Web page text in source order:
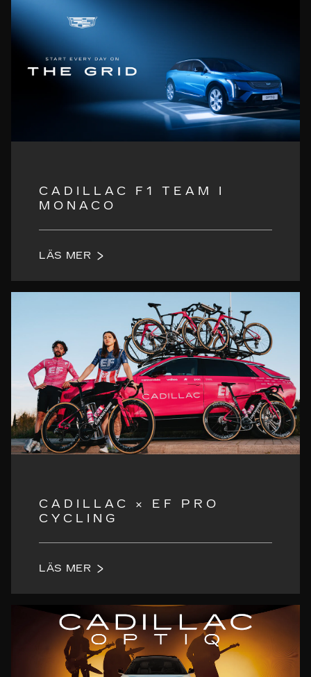
CADILLAC F1 TEAM I
MONACO
LÄS MER
CADILLAC × EF PRO
CYCLING
LÄS MER